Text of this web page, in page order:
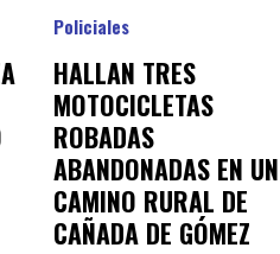
HALLAN TRES
MOTOCICLETAS
ROBADAS
ABANDONADAS EN UN
CAMINO RURAL DE
CAÑADA DE GÓMEZ
Policiales